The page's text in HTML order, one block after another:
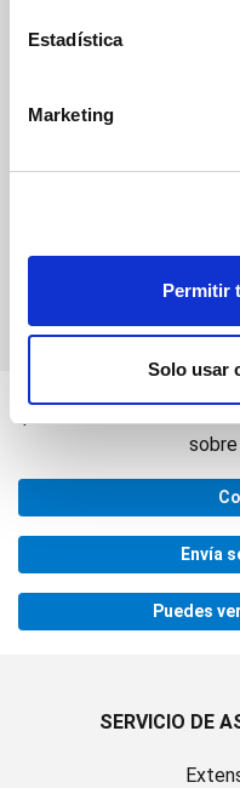
Estadística
Marketing
Permitir
Solo usar
Envía
Puedes
SERVICIO DE